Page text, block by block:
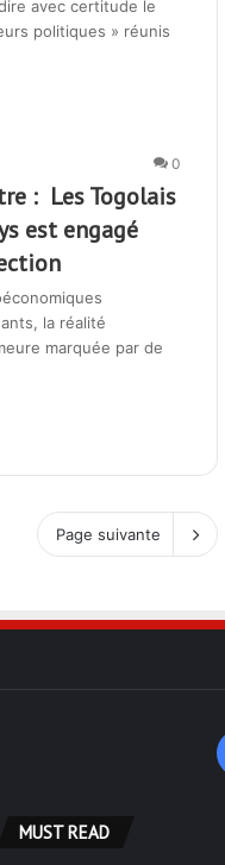
avec certitude le
politiques » réunis
0
: Les Togolais
est engagé
la réalité
marquée par de
Page suivante
MUST READ